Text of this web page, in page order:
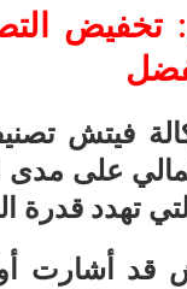
تخفيض
على
تهدد قدرة
قد أشارت